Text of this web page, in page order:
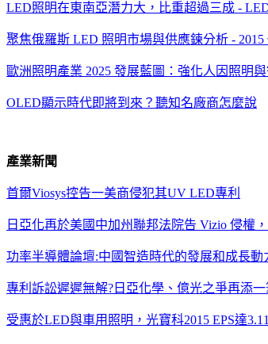
LED照明在東南亞潛力大，比重超過三成 -
聚焦俄羅斯 LED 照明市場與供應鍊分析 - 2015
歐洲照明產業 2025 發展藍圖：強化人因照明
OLED顯示時代即將到 來 ？聽知名廠商怎麼說
產業新聞
首爾Viosys控告一美商侵犯其UV LED專利
日亞化再於美國中加州聯邦法院告 Vizio 侵權
功率半導體論壇:中國智造時代的發展和成長動
專利訴訟遲遲無解? 日亞化學、億光之爭再添
受惠於LED與車用照明，光寶科2015 EPS達3.11